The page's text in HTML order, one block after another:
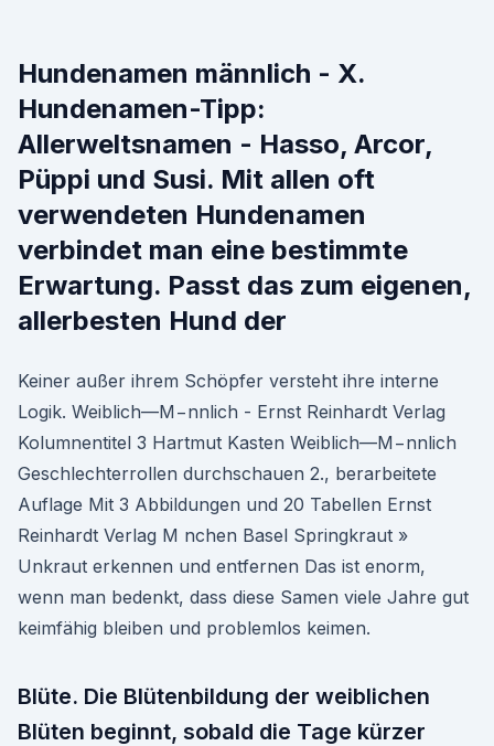
Hundenamen männlich - X.
Hundenamen-Tipp:
Allerweltsnamen - Hasso, Arcor,
Püppi und Susi. Mit allen oft
verwendeten Hundenamen
verbindet man eine bestimmte
Erwartung. Passt das zum eigenen,
allerbesten Hund der
Keiner außer ihrem Schöpfer versteht ihre interne
Logik. Weiblich—M−nnlich - Ernst Reinhardt Verlag
Kolumnentitel 3 Hartmut Kasten Weiblich—M−nnlich
Geschlechterrollen durchschauen 2., berarbeitete
Auflage Mit 3 Abbildungen und 20 Tabellen Ernst
Reinhardt Verlag M nchen Basel Springkraut »
Unkraut erkennen und entfernen Das ist enorm,
wenn man bedenkt, dass diese Samen viele Jahre gut
keimfähig bleiben und problemlos keimen.
Blüte. Die Blütenbildung der weiblichen
Blüten beginnt, sobald die Tage kürzer